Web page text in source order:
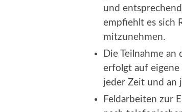
und
empfiehlt es sich
mitzunehmen.
Die Teilnahme
erfolgt auf eigene
jeder Zeit und an
Feldarbeiten zur